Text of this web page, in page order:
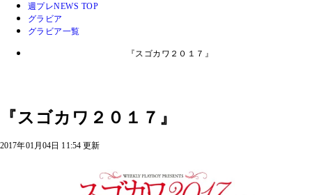
週プレNEWS TOP
グラビア
グラビア一覧
『スゴカワ２０１７』
『スゴカワ２０１７』
2017年01月04日 11:54 更新